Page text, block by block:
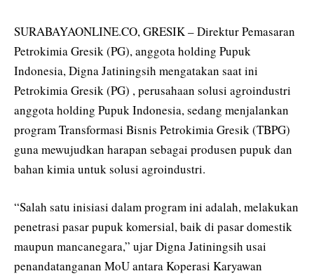
SURABAYAONLINE.CO, GRESIK – Direktur Pemasaran
Petrokimia Gresik (PG), anggota holding Pupuk
Indonesia, Digna Jatiningsih mengatakan saat ini
Petrokimia Gresik (PG) , perusahaan solusi agroindustri
anggota holding Pupuk Indonesia, sedang menjalankan
program Transformasi Bisnis Petrokimia Gresik (TBPG)
guna mewujudkan harapan sebagai produsen pupuk dan
bahan kimia untuk solusi agroindustri.
“Salah satu inisiasi dalam program ini adalah, melakukan
penetrasi pasar pupuk komersial, baik di pasar domestik
maupun mancanegara,” ujar Digna Jatiningsih usai
penandatanganan MoU antara Koperasi Karyawan